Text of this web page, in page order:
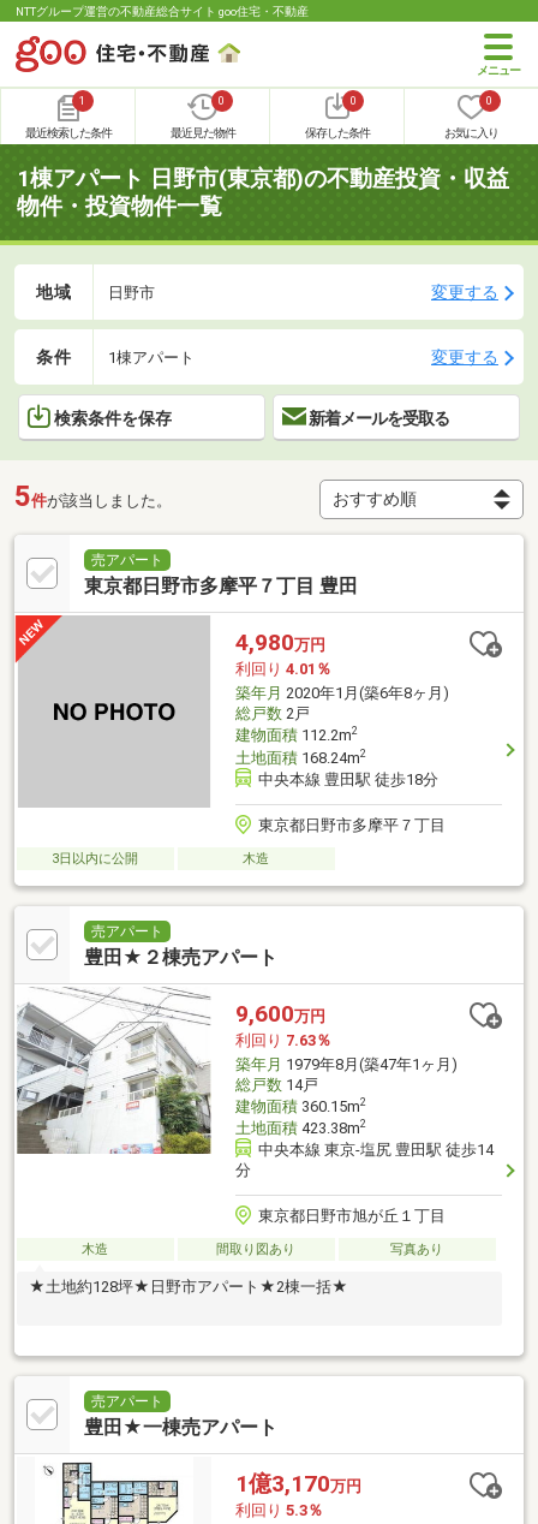
NTTグループ運営の不動産総合サイト goo住宅・不動産
1
最近検索した条件
0
最近見た物件
0
保存した条件
0
お気に入り
1棟アパート 日野市(東京都)の不動産投資・収益
物件・投資物件一覧
地域 日野市 変更する
条件 1棟アパート 変更する
検索条件を保存 新着メールを受取る
5件が該当しました。
売アパート
東京都日野市多摩平７丁目 豊田
4,980万円
利回り 4.01％
築年月 2020年1月(築6年8ヶ月)
総戸数2戸
建物面積112.2m2
土地面積168.24m2
中央本線 豊田駅 徒歩18分
東京都日野市多摩平７丁目
3日以内に公開 木造
売アパート
豊田★２棟売アパート
9,600万円
利回り 7.63％
築年月 1979年8月(築47年1ヶ月)
総戸数14戸
建物面積360.15m2
土地面積423.38m2
中央本線 東京-塩尻 豊田駅 徒歩14
分
東京都日野市旭が丘１丁目
木造 間取り図あり 写真あり
★土地約128坪★日野市アパート★2棟一括★
売アパート
豊田★一棟売アパート
1億3,170万円
利回り 5.3％